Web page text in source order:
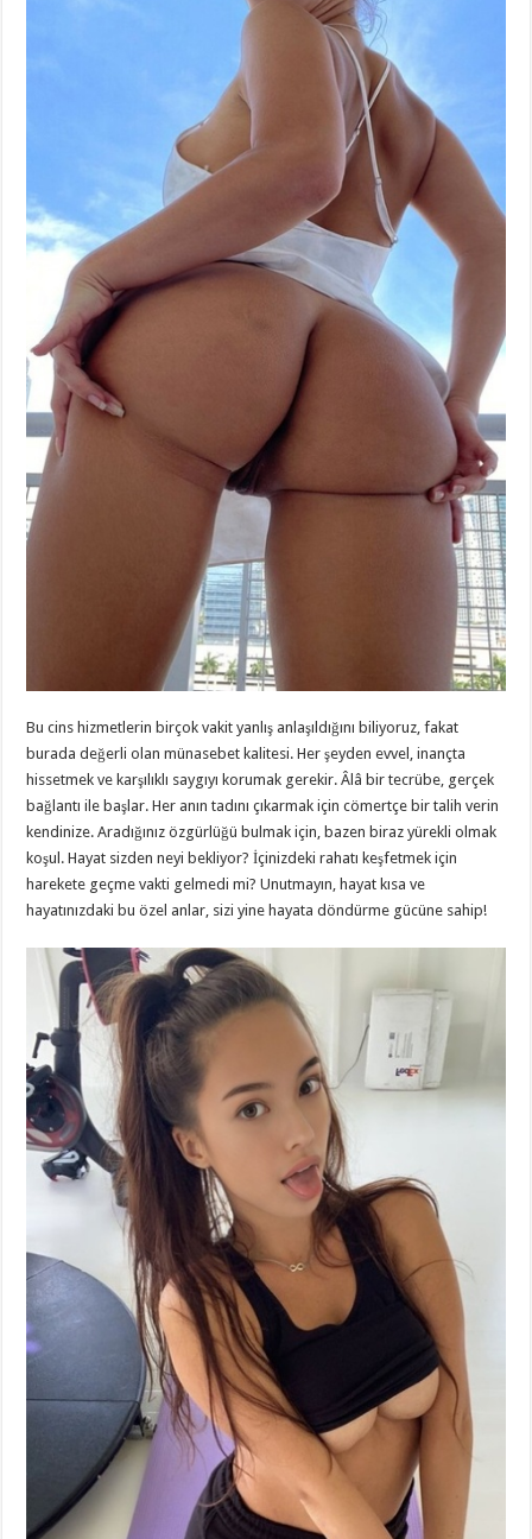
Bu cins hizmetlerin birçok vakit yanlış anlaşıldığını biliyoruz, fakat
burada değerli olan münasebet kalitesi. Her şeyden evvel, inançta
hissetmek ve karşılıklı saygıyı korumak gerekir. Âlâ bir tecrübe, gerçek
bağlantı ile başlar. Her anın tadını çıkarmak için cömertçe bir talih verin
kendinize. Aradığınız özgürlüğü bulmak için, bazen biraz yürekli olmak
koşul. Hayat sizden neyi bekliyor? İçinizdeki rahatı keşfetmek için
harekete geçme vakti gelmedi mi? Unutmayın, hayat kısa ve
hayatınızdaki bu özel anlar, sizi yine hayata döndürme gücüne sahip!